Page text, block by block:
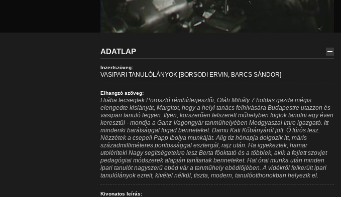
ADATLAP
Inzertszöveg:
VASIPARI TANULÓLÁNYOK [BORSODI ERVIN, BARCS SÁNDOR]
Elhangzó szöveg:
Hiába fecsegtek Poroszló rémhírterjesztői, Oláh Mihály 7 holdas gazda mégis
elengedte kislányát, Margitot, hogy a helyi tanács felhívására Budapestre utazzon és
vasipari tanuló legyen. Ilyen, korszerűen felszerelt műhelyben fogtok tanulni egy éven
keresztül - mondja a Ganz Vagongyár tanműhelyében Medgyaszai Imre igazgató. Itt
mindenki barátsággal fogad benneteket. Damu Kati Kőbányáról jött. Ő fúrós lesz.
Nézzétek a csepeli Papp Ibolya munkáját. Alig tíz hónapja dolgozik itt, máris
századmilliméteres pontossággal esztergál, rajz után. Ha igyekeztek, hamar
utoléritek! Nagy segítségetekre lesz Berta főoktató és a többiek, akik a fejlett szovjet
pedagógiai módszerek alapján tanítanak benneteket. Hat órai munka után minden
ipari tanulót nagyszerű ebéd vár a tanműhely ebédlőjében. A vidékről felkerült ipari
tanulólányok ezreit, kivétel nélkül, tiszta, modern, tanulóotthonokban helyezik el.
Kivonatos leírás: